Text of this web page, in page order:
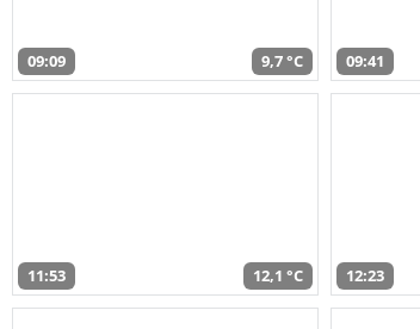
09:09 9,7 °C 09:41
11:53 12,1 °C 12:23